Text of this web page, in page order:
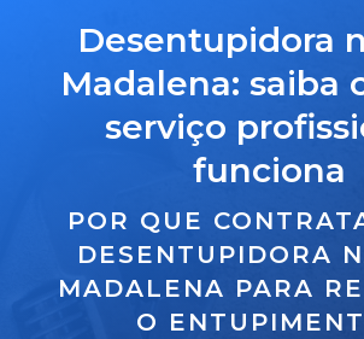
Desentupidora
Madalena: saiba
serviço
funciona
POR QUE
DESENTUPIDORA
MADALENA PARA
O